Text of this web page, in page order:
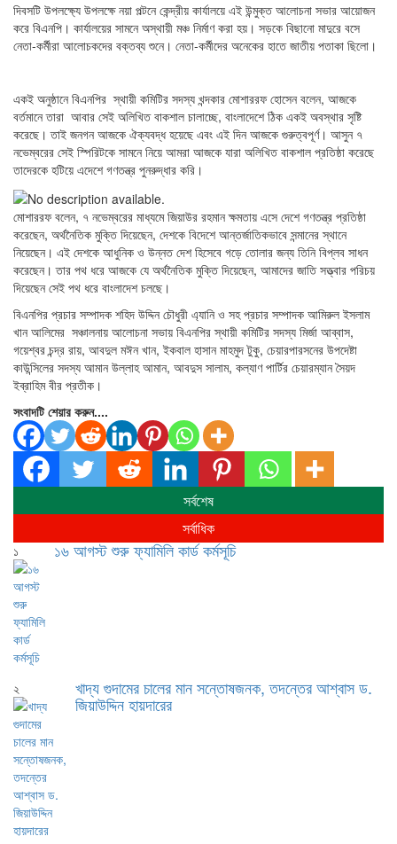
দিবসটি উপলক্ষ্যে উপলক্ষে নয়া পল্টনে কেন্দ্রীয় কার্যালয়ে এই উন্মুক্ত আলোচনা সভার আয়োজন
করে বিএনপি। কার্যালয়ের সামনে অস্থায়ী মঞ্চ নির্মাণ করা হয়। সড়কে বিছানো মাদুরে বসে
নেতা-কর্মীরা আলোচকদের বক্তব্য শুনে। নেতা-কর্মীদের অনেকের হাতে জাতীয় পতাকা ছিলো।
একই অনুষ্ঠানে বিএনপির স্থায়ী কমিটির সদস্য খন্দকার মোশাররফ হোসেন বলেন, আজকে
বর্তমানে তারা আবার সেই অলিখিত বাকশাল চালাচ্ছে, বাংলাদেশে ঠিক একই অবস্থার সৃষ্টি
করেছে। তাই জনগন আজকে ঐক্যবদ্ধ হয়েছে এবং এই দিন আজকে গুরুত্বপূর্ণ। আসুন ৭
নভেম্বরের সেই স্পিরিটকে সামনে নিয়ে আমরা আজকে যারা অলিখিত বাকশাল প্রতিষ্ঠা করেছে
তাদেরকে হটিয়ে এদেশে গণতন্ত্র পুনরুদ্ধার করি।
মোশাররফ বলেন, ৭ নভেম্বরের মাধ্যমে জিয়াউর রহমান ক্ষমতায় এসে দেশে গণতন্ত্র প্রতিষ্ঠা
করেছেন, অর্থনৈতিক মুক্তি দিয়েছেন, দেশকে বিদেশে আন্তর্জাতিকভাবে সন্মানের স্থানে
নিয়েছেন। এই দেশকে আধুনিক ও উন্নত দেশ হিসেবে গড়ে তোলার জন্য তিনি বিপ্লব সাধন
করেছেন। তার পথ ধরে আজকে যে অর্থনৈতিক মুক্তি দিয়েছেন, আমাদের জাতি সত্ত্বার পরিচয়
দিয়েছেন সেই পথ ধরে বাংলাদেশ চলছে।
বিএনপির প্রচার সম্পাদক শহিদ উদ্দিন চৌধুরী এ্যানি ও সহ প্রচার সম্পাদক আমিরুল ইসলাম
খান আলিমের সঞ্চালনায় আলোচনা সভায় বিএনপির স্থায়ী কমিটির সদস্য মির্জা আব্বাস,
গয়েশ্বর চন্দ্র রায়, আবদুল মঈন খান, ইকবাল হাসান মাহমুদ টুকু, চেয়ারপারসনের উপদেষ্টা
কাউন্সিলের সদস্য আমান উল্লাহ আমান, আবদুস সালাম, কল্যাণ পার্টির চেয়ারম্যান সৈয়দ
ইব্রাহিম বীর প্রতীক।
সংবাদটি শেয়ার করুন....
সর্বশেষ
সর্বাধিক
১ ১৬ আগস্ট শুরু ফ্যামিলি কার্ড কর্মসূচি
২ খাদ্য গুদামের চালের মান সন্তোষজনক, তদন্তের আশ্বাস ড.
জিয়াউদ্দিন হায়দারের